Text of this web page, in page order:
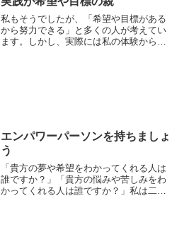
せん。別の言い方で言えば...
私もそうでしたが、「希望や目標がある
から努力できる」と多くの人が考えてい
ます。しかし、実際には私の体験から言
エンパワーパーソンを持ちましょ
う
「貴方の夢や希望をわかってくれる人は
誰ですか？」「貴方の悩みや苦しみをわ
かってくれる人は誰ですか？」私は二種